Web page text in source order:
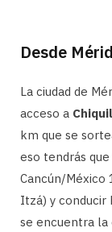
Desde
La ciudad de
acceso a
km que se
eso tendrás
Cancún/México
Itzá) y conducir
se encuentra la